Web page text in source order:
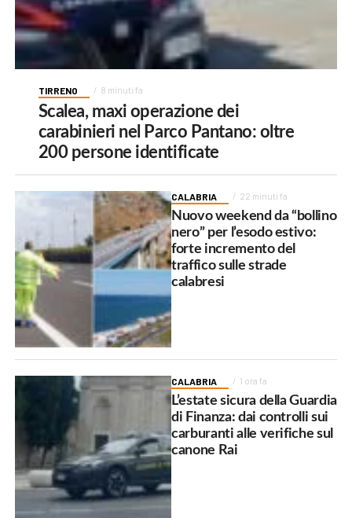
TIRRENO 8 minuti fa
Scalea, maxi operazione dei
carabinieri nel Parco Pantano: oltre
200 persone identificate
CALABRIA 22 minuti fa
Nuovo weekend da “bollino
nero” per l’esodo estivo:
forte incremento del
traffico sulle strade
calabresi
CALABRIA 1 ora fa
L’estate sicura della Guardia
di Finanza: dai controlli sui
carburanti alle verifiche sul
canone Rai